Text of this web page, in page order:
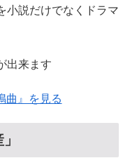
小説だけでなくドラマ
出来ます
曲』を見る